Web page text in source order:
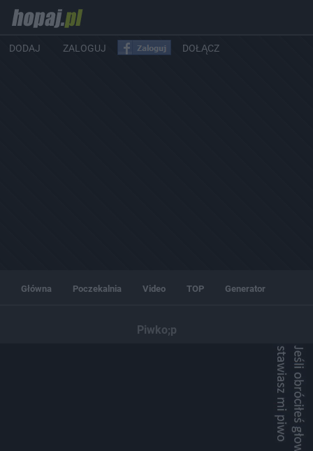
DODAJ ZALOGUJ DOŁĄCZ
Główna Poczekalnia Video TOP Generator
Piwko;p